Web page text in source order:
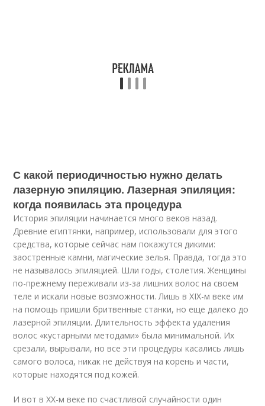
С какой периодичностью нужно делать
лазерную эпиляцию. Лазерная эпиляция:
когда появилась эта процедура
История эпиляции начинается много веков назад.
Древние египтянки, например, использовали для этого
средства, которые сейчас нам покажутся дикими:
заостренные камни, магические зелья. Правда, тогда это
не называлось эпиляцией. Шли годы, столетия. Женщины
по-прежнему переживали из-за лишних волос на своем
теле и искали новые возможности. Лишь в XIX-м веке им
на помощь пришли бритвенные станки, но еще далеко до
лазерной эпиляции. Длительность эффекта удаления
волос «кустарными методами» была минимальной. Их
срезали, вырывали, но все эти процедуры касались лишь
самого волоса, никак не действуя на корень и части,
которые находятся под кожей.
И вот в XX-м веке по счастливой случайности один